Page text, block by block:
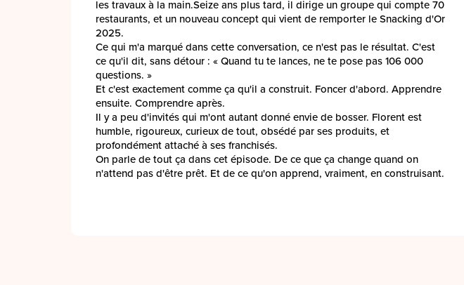
les travaux à la main.Seize ans plus tard, il dirige un groupe qui compte 70
restaurants, et un nouveau concept qui vient de remporter le Snacking d'Or
2025.
Ce qui m'a marqué dans cette conversation, ce n'est pas le résultat. C'est
ce qu'il dit, sans détour : « Quand tu te lances, ne te pose pas 106 000
questions. »
Et c'est exactement comme ça qu'il a construit. Foncer d'abord. Apprendre
ensuite. Comprendre après.
Il y a peu d'invités qui m'ont autant donné envie de bosser. Florent est
humble, rigoureux, curieux de tout, obsédé par ses produits, et
profondément attaché à ses franchisés.
On parle de tout ça dans cet épisode. De ce que ça change quand on
n'attend pas d'être prêt. Et de ce qu'on apprend, vraiment, en construisant.